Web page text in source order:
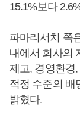
15.1%보다
파마리서치 쪽
내에서 회사의
제고, 경영환경
적정 수준의 배
밝혔다.